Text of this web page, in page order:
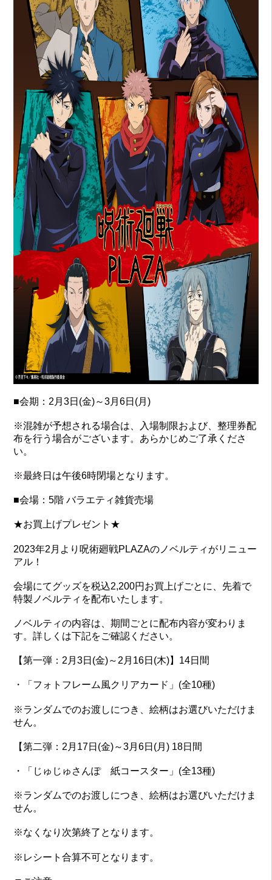
■会期：2月3日(金)～3月6日(月)
※混雑が予想される場合は、入場制限および、整理券配
布を行う場合がございます。あらかじめご了承くださ
い。
※最終日は午後6時閉場となります。
■会場：5階 バラエティ雑貨売場
★お買上げプレゼント★
2023年2月より呪術廻戦PLAZAのノベルティがリニュー
アル！
会場にてグッズを税込2,200円お買上げごとに、先着で
特製ノベルティを配布いたします。
ノベルティの内容は、期間ごとに配布内容が変わりま
す。詳しくは下記をご確認ください。
【第一弾：2月3日(金)～2月16日(木)】14日間
・「フォトフレーム風クリアカード」(全10種)
※ランダムでのお渡しにつき、絵柄はお選びいただけま
せん。
【第二弾：2月17日(金)～3月6日(月) 18日間
・「じゅじゅさんぽ 紙コースター」(全13種)
※ランダムでのお渡しにつき、絵柄はお選びいただけま
せん。
※なくなり次第終了となります。
※レシート合算不可となります。